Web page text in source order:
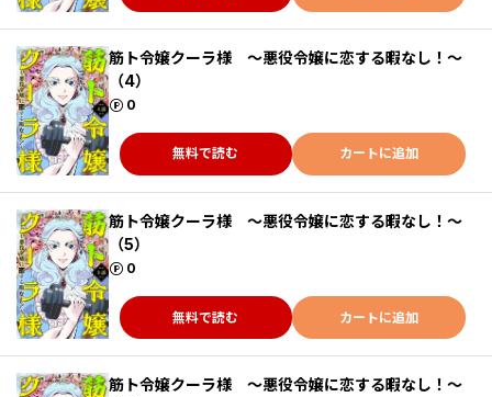
筋ト令嬢クーラ様 ～悪役令嬢に恋する暇なし！～
（4）
0
ポイント
無料で読む カートに追加
筋ト令嬢クーラ様 ～悪役令嬢に恋する暇なし！～
（5）
0
ポイント
無料で読む カートに追加
筋ト令嬢クーラ様 ～悪役令嬢に恋する暇なし！～